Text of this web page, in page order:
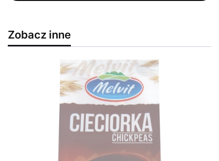
Zobacz inne